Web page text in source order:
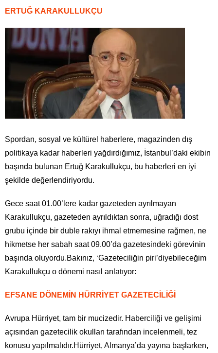
ERTUĞ KARAKULLUKÇU
Spordan, sosyal ve kültürel haberlere, magazinden dış
politikaya kadar haberleri yağdırdığımız, İstanbul’daki ekibin
başında bulunan Ertuğ Karakullukçu, bu haberleri en iyi
şekilde değerlendiriyordu.
Gece saat 01.00’lere kadar gazeteden ayrılmayan
Karakullukçu, gazeteden ayrıldıktan sonra, uğradığı dost
grubu içinde bir duble rakıyı ihmal etmemesine rağmen, ne
hikmetse her sabah saat 09.00’da gazetesindeki görevinin
başında oluyordu.Bakınız, ‘Gazeteciliğin piri’diyebileceğim
Karakullukçu o dönemi nasıl anlatıyor:
EFSANE DÖNEMİN HÜRRİYET GAZETECİLİĞİ
Avrupa Hürriyet, tam bir mucizedir. Haberciliği ve gelişimi
açısından gazetecilik okulları tarafından incelenmeli, tez
konusu yapılmalıdır.Hürriyet, Almanya’da yayına başlarken,